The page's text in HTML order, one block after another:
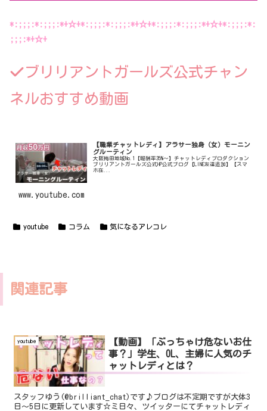
*:;;;:*:;;;:*+☆+*:;;;:*:;;;:*+☆+*:;;;:*:;;;:*+☆+*:;;;:*:
;;;:*+☆+
ブリリアントガールズ公式チャン
ネルおすすめ動画
【職業チャットレディ】アラサー独身（女）モーニン
グルーティン
大阪梅田地域No.1【報酬率35%〜】チャットレディプロダクション
ブリリアントガールズ公式HP公式ブログ【LINE友達追加】【スマ
ホ在...
www.youtube.com
youtube コラム 気になるアレコレ
関連記事
youtube
【動画】「ぶっちゃけ危ないお仕
事？」学生、OL、主婦に人気のチ
ャットレディとは？
スタッフゆう(@brilliant_chat)です♪ブログは不定期ですが大体3
日～5日に更新しています☆ミ日々、ツイッターにてチャットレディ